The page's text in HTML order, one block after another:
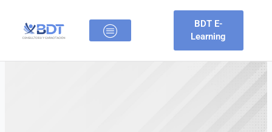
contenido
BDT E-
Learning